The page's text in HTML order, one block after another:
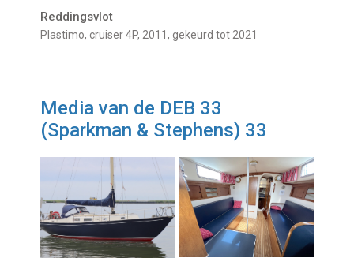
Reddingsvlot
Plastimo, cruiser 4P, 2011, gekeurd tot 2021
Media van de DEB 33
(Sparkman & Stephens) 33